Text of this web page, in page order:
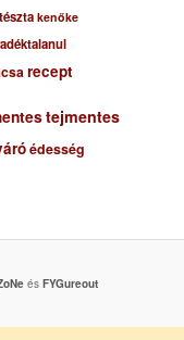
kenőke
recept
tejmentes
édesség
és FYGureout